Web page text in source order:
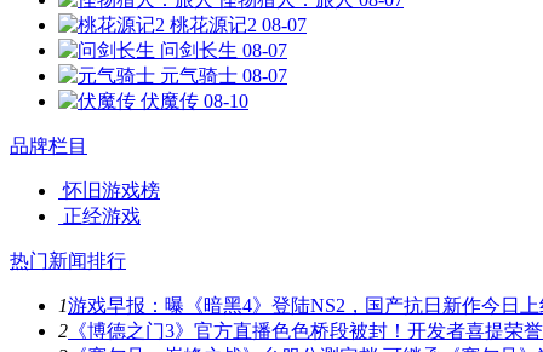
桃花源记2 08-07
问剑长生 08-07
元气骑士 08-07
伏魔传 08-10
品牌栏目
怀旧游戏榜
正经游戏
热门新闻排行
1游戏早报：曝《暗黑4》登陆NS2，国产抗日新作今日上
2 《博德之门3》官方直播色色桥段被封！开发者喜提荣